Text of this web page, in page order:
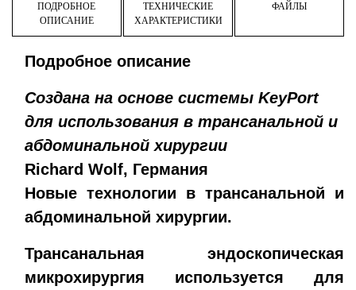
ПОДРОБНОЕ
ОПИСАНИЕ
ТЕХНИЧЕСКИЕ
ХАРАКТЕРИСТИКИ
ФАЙЛЫ
Подробное описание
Создана на основе системы KeyPort
для использования в трансанальной и
абдоминальной хирургии
Richard Wolf, Германия
Новые технологии в трансанальной и
абдоминальной хирургии.
Трансанальная эндоскопическая
микрохирургия используется для